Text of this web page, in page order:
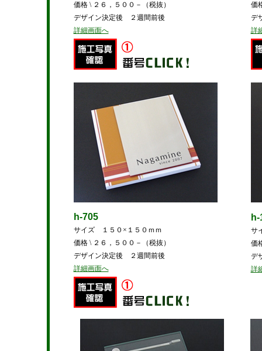
価格 \ ２６，５００－（税抜）
デザイン決定後 ２週間前後
詳細画面へ
価
デ
詳
h-705
サイズ １５０×１５０ｍｍ
価格 \ ２６，５００－（税抜）
デザイン決定後 ２週間前後
詳細画面へ
サ
価
デ
詳